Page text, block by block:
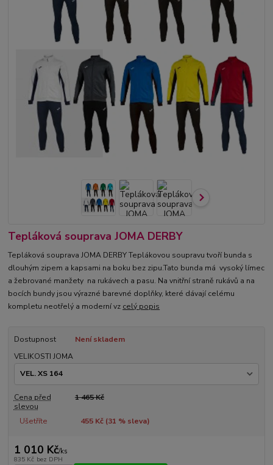
Tepláková souprava JOMA DERBY
Tepláková souprava JOMA DERBY Teplákovou soupravu tvoří bunda s
dlouhým zipem a kapsami na boku bez zipu.Tato bunda má vysoký límec
a žebrované manžety na rukávech a pasu. Na vnitřní straně rukávů a na
bocích bundy jsou výrazné barevné doplňky, které dávají celému
kompletu neotřelý a moderní vz celý popis
Dostupnost
Není skladem
VELIKOSTI JOMA
Cena před
slevou
1 465 Kč
Ušetříte 455 Kč (31 % sleva)
1 010 Kč/ks
835 Kč bez DPH